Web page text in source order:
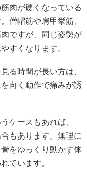
肉が硬くなっている
僧帽筋や肩甲挙筋、
ですが、同じ姿勢が
すくなります。
る時間が長い方は、
向く動作で痛みが誘
ケースもあれば、
もあります。無理に
をゆっくり動かす体
ています。